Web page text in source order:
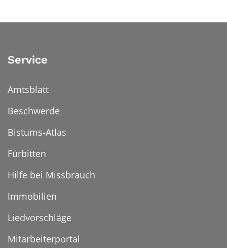
Service
Amtsblatt
Beschwerde
Bistums-Atlas
Fürbitten
Hilfe bei Missbrauch
Immobilien
Liedvorschläge
Mitarbeiterportal